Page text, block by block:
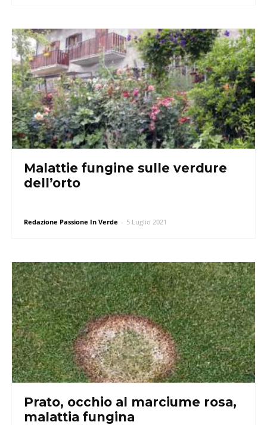
Malattie fungine sulle verdure
dell’orto
Redazione Passione In Verde - 5 Luglio 2021
Prato, occhio al marciume rosa,
malattia fungina